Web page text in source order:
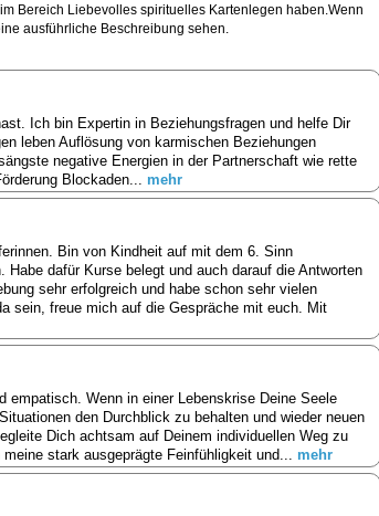
Bereich Liebevolles spirituelles Kartenlegen haben.Wenn
ausführliche Beschreibung sehen.
Ich bin Expertin in Beziehungsfragen und helfe Dir
leben Auflösung von karmischen Beziehungen
negative Energien in der Partnerschaft wie rette
Blockaden... mehr
Bin von Kindheit auf mit dem 6. Sinn
dafür Kurse belegt und auch darauf die Antworten
sehr erfolgreich und habe schon sehr vielen
sein, freue mich auf die Gespräche mit euch. Mit
empatisch. Wenn in einer Lebenskrise Deine Seele
den Durchblick zu behalten und wieder neuen
Dich achtsam auf Deinem individuellen Weg zu
stark ausgeprägte Feinfühligkeit und... mehr